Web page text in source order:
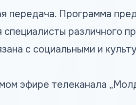
передача. Программа
различного
с социальными и
эфире телеканала